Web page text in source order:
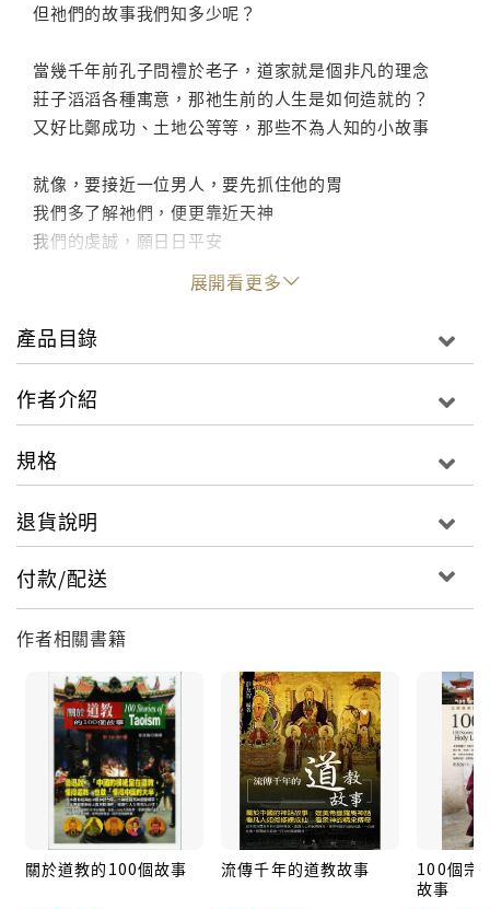
但祂們的故事我們知多少呢？
當幾千年前孔子問禮於老子，道家就是個非凡的理念
莊子滔滔各種寓意，那祂生前的人生是如何造就的？
又好比鄭成功、土地公等等，那些不為人知的小故事
就像，要接近一位男人，要先抓住他的胃
我們多了解祂們，便更靠近天神
我們的虔誠，願日日平安
那路平了，也是靠我們實踐自己的道！
展開看更多
產品目錄
作者介紹
規格
退貨說明
付款/配送
作者相關書籍
關於道教的100個故事 流傳千年的道教故事
100個宗
故事